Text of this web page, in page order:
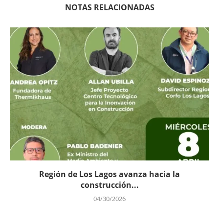
NOTAS RELACIONADAS
Región de Los Lagos avanza hacia la
construcción...
04/30/2026